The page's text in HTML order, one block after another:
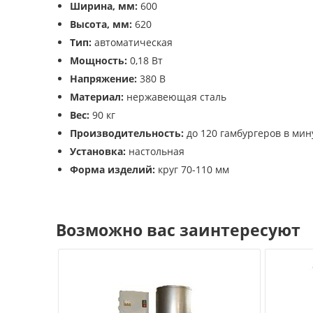
Ширина, мм: 600
Высота, мм: 620
Тип: автоматическая
Мощность: 0,18 Вт
Напряжение: 380 В
Материал: нержавеющая сталь
Вес: 90 кг
Производительность: до 120 гамбургеров в
Установка: настольная
Форма изделий: круг 70-110 мм
Возможно вас заинтересуют